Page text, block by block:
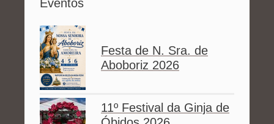
Eventos
Festa de N. Sra. de
Aboboriz 2026
11º Festival da Ginja de